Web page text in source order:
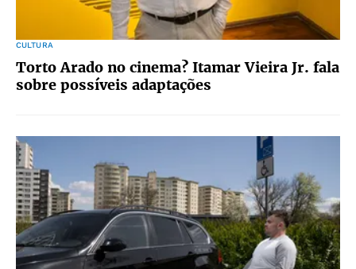
CULTURA
Torto Arado no cinema? Itamar Vieira Jr. fala
sobre possíveis adaptações